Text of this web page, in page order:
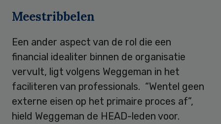
Meestribbelen
Een ander aspect van de rol die een
financial idealiter binnen de organisatie
vervult, ligt volgens Weggeman in het
faciliteren van professionals. “Wentel geen
externe eisen op het primaire proces af”,
hield Weggeman de HEAD-leden voor.